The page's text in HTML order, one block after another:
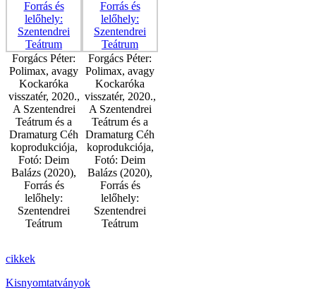
Forgács Péter:
Polimax, avagy
Kockaróka
visszatér, 2020.,
A Szentendrei
Teátrum és a
Dramaturg Céh
koprodukciója,
Fotó: Deim
Balázs (2020),
Forrás és
lelőhely:
Szentendrei
Teátrum
Forgács Péter:
Polimax, avagy
Kockaróka
visszatér, 2020.,
A Szentendrei
Teátrum és a
Dramaturg Céh
koprodukciója,
Fotó: Deim
Balázs (2020),
Forrás és
lelőhely:
Szentendrei
Teátrum
cikkek
Kisnyomtatványok